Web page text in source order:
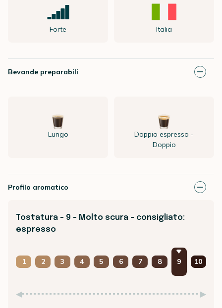
Forte Italia
Bevande preparabili
Lungo
Doppio espresso -
Doppio
Profilo aromatico
Tostatura - 9 - Molto scura - consigliato:
espresso
1 2 3 4 5 6 7 8 9 10